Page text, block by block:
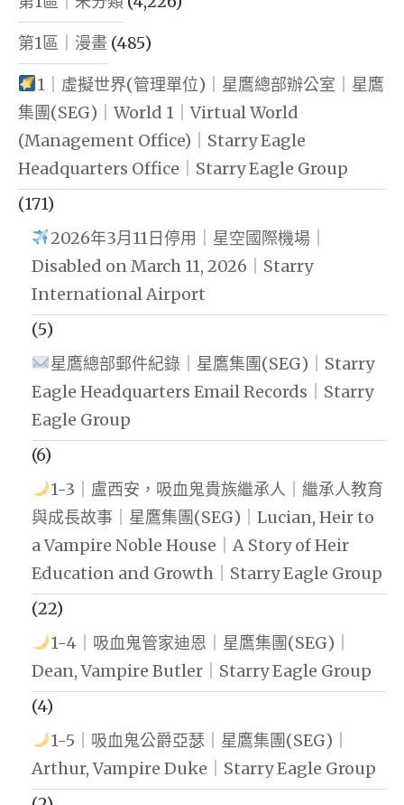
第1區｜漫畫 (485)
1｜虛擬世界(管理單位)｜星鷹總部辦公室｜星鷹
集團(SEG)｜World 1｜Virtual World
(Management Office)｜Starry Eagle
Headquarters Office｜Starry Eagle Group
(171)
2026年3月11日停用｜星空國際機場｜
Disabled on March 11, 2026｜Starry
International Airport
(5)
星鷹總部郵件紀錄｜星鷹集團(SEG)｜Starry
Eagle Headquarters Email Records｜Starry
Eagle Group
(6)
1-3｜盧西安，吸血鬼貴族繼承人｜繼承人教育
與成長故事｜星鷹集團(SEG)｜Lucian, Heir to
a Vampire Noble House｜A Story of Heir
Education and Growth｜Starry Eagle Group
(22)
1-4｜吸血鬼管家迪恩｜星鷹集團(SEG)｜
Dean, Vampire Butler｜Starry Eagle Group
(4)
1-5｜吸血鬼公爵亞瑟｜星鷹集團(SEG)｜
Arthur, Vampire Duke｜Starry Eagle Group